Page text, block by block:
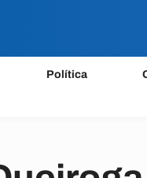
Política